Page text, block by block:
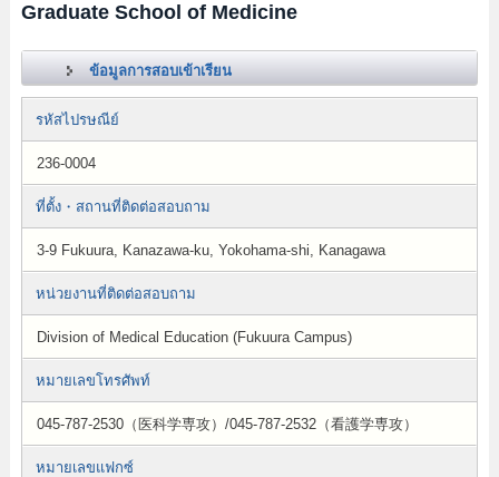
Graduate School of Medicine
ข้อมูลการสอบเข้าเรียน
รหัสไปรษณีย์
236-0004
ที่ตั้ง・สถานที่ติดต่อสอบถาม
3-9 Fukuura, Kanazawa-ku, Yokohama-shi, Kanagawa
หน่วยงานที่ติดต่อสอบถาม
Division of Medical Education (Fukuura Campus)
หมายเลขโทรศัพท์
045-787-2530（医科学専攻）/045-787-2532（看護学専攻）
หมายเลขแฟกซ์